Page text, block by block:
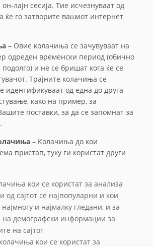
лајн сесија. Тие исчезнуваат од
ќе го затворите вашиот интернет
– Овие колачиња се зачувуваат на
одреден временски период (обично
и не се бришат кога ќе се
Трајните колачиња се
идентификуваат од една до друга
како на пример, за
поставки, за да се запомнат за
– Колачиња до кои
пристап, туку ги користат други
кои се користат за анализа
од сајтот се најпопуларни и кои
и најмалку гледани, и за
на демографски информации за
на сајтот
кои се користат за